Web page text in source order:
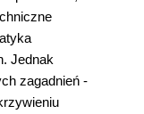
Jednak
zagadnień -